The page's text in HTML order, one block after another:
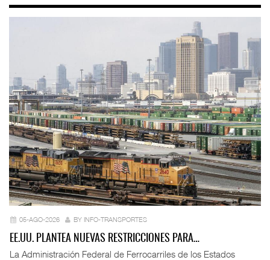
05-AGO-2026 BY INFO-TRANSPORTES
EE.UU. PLANTEA NUEVAS RESTRICCIONES PARA…
La Administración Federal de Ferrocarriles de los Estados